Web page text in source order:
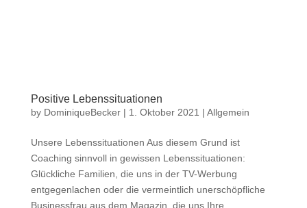
Positive Lebenssituationen
by DominiqueBecker| 1. Oktober 2021 | Allgemein
Unsere Lebenssituationen Aus diesem Grund ist
Coaching sinnvoll in gewissen Lebenssituationen:
Glückliche Familien, die uns in der TV-Werbung
entgegenlachen oder die vermeintlich unerschöpfliche
Businessfrau aus dem Magazin, die uns Ihre